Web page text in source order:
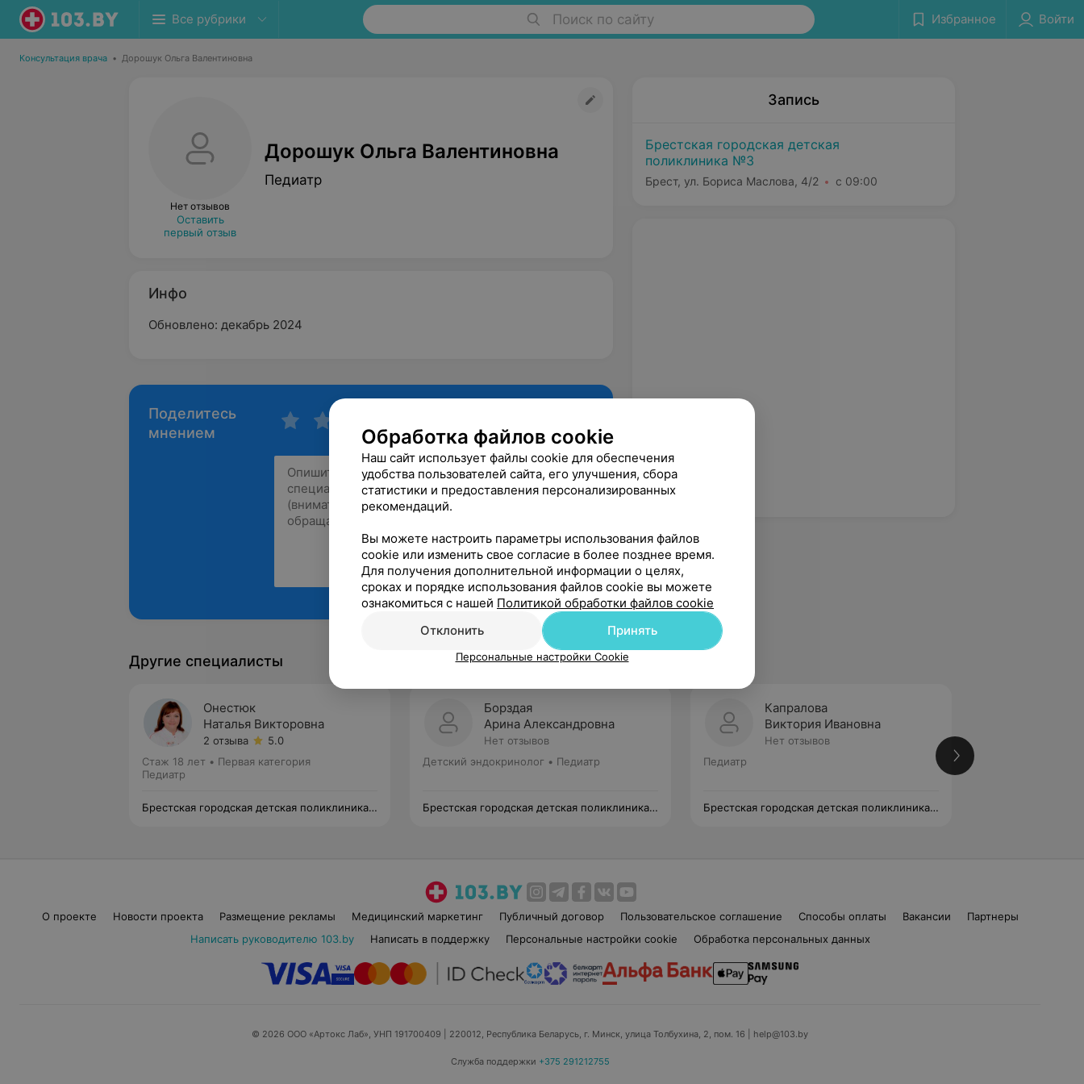
Все рубрики Поиск по сайту Избранное Войти
Консультация врача • Дорошук Ольга Валентиновна
Нет отзывов
Оставить
первый отзыв
Дорошук Ольга Валентиновна
Педиатр
Инфо
Обновлено: декабрь 2024
Поделитесь
мнением
Рекомендую
Запись
Брестская городская детская
поликлиника №3
Брест, ул. Бориса Маслова, 4/2 с 09:00
Другие специалисты
Онестюк
Наталья Викторовна
2 отзыва
5.0
Стаж 18 лет • Первая категория
Педиатр
Брестская городская детская поликлиника
Борздая
Арина Александровна
Нет отзывов
Детский эндокринолог • Педиатр
Брестская городская детская поликлиника
Капралова
Виктория Ивановна
Нет отзывов
Педиатр
Брестская городская детская поликлиника
О проекте Новости проекта Размещение рекламы Медицинский маркетинг Публичный договор Пользовательское соглашение Способы оплаты Вакансии
Партнеры
Написать руководителю 103.by
Написать в поддержку Персональные настройки cookie Обработка персональных данных
© 2026 ООО «Артокс Лаб», УНП 191700409 | 220012, Республика Беларусь, г. Минск, улица Толбухина, 2, пом. 16 | help@103.by
Служба поддержки +375 291212755
Обработка файлов cookie
Наш сайт использует файлы cookie для обеспечения
удобства пользователей сайта, его улучшения, сбора
статистики и предоставления персонализированных
рекомендаций.
Вы можете настроить параметры использования файлов
cookie или изменить свое согласие в более позднее время.
Для получения дополнительной информации о целях,
сроках и порядке использования файлов cookie вы можете
ознакомиться с нашей Политикой обработки файлов cookie
Отклонить
Принять
Персональные настройки Cookie